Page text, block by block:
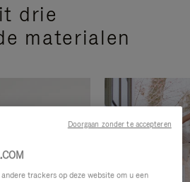
drie
materialen
trackers op deze website om u een
Doorgaan zonder te accepteren